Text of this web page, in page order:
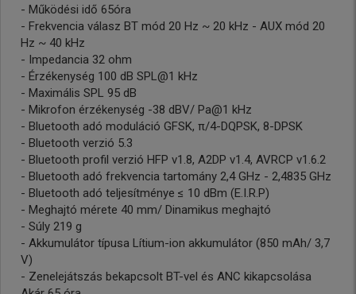
- Működési idő 65óra
- Frekvencia válasz BT mód 20 Hz ~ 20 kHz - AUX mód 20
Hz ~ 40 kHz
- Impedancia 32 ohm
- Érzékenység 100 dB SPL@1 kHz
- Maximális SPL 95 dB
- Mikrofon érzékenység -38 dBV/ Pa@1 kHz
- Bluetooth adó moduláció GFSK, π/4-DQPSK, 8-DPSK
- Bluetooth verzió 5.3
- Bluetooth profil verzió HFP v1.8, A2DP v1.4, AVRCP v1.6.2
- Bluetooth adó frekvencia tartomány 2,4 GHz - 2,4835 GHz
- Bluetooth adó teljesítménye ≤ 10 dBm (E.I.R.P)
- Meghajtó mérete 40 mm/ Dinamikus meghajtó
- Súly 219 g
- Akkumulátor típusa Lítium-ion akkumulátor (850 mAh/ 3,7
V)
- Zenelejátszás bekapcsolt BT-vel és ANC kikapcsolása